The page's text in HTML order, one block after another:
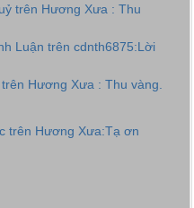
trên Hương Xưa : Thu
Luận trên cdnth6875:Lời
Hương Xưa : Thu vàng.
trên Hương Xưa:Tạ ơn